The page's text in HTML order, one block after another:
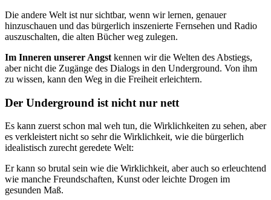
Die andere Welt ist nur sichtbar, wenn wir lernen, genauer
hinzuschauen und das bürgerlich inszenierte Fernsehen und Radio
auszuschalten, die alten Bücher weg zulegen.
Im Inneren unserer Angst kennen wir die Welten des Abstiegs,
aber nicht die Zugänge des Dialogs in den Underground. Von ihm
zu wissen, kann den Weg in die Freiheit erleichtern.
Der Underground ist nicht nur nett
Es kann zuerst schon mal weh tun, die Wirklichkeiten zu sehen, aber
es verkleistert nicht so sehr die Wirklichkeit, wie die bürgerlich
idealistisch zurecht geredete Welt:
Er kann so brutal sein wie die Wirklichkeit, aber auch so erleuchtend
wie manche Freundschaften, Kunst oder leichte Drogen im
gesunden Maß.